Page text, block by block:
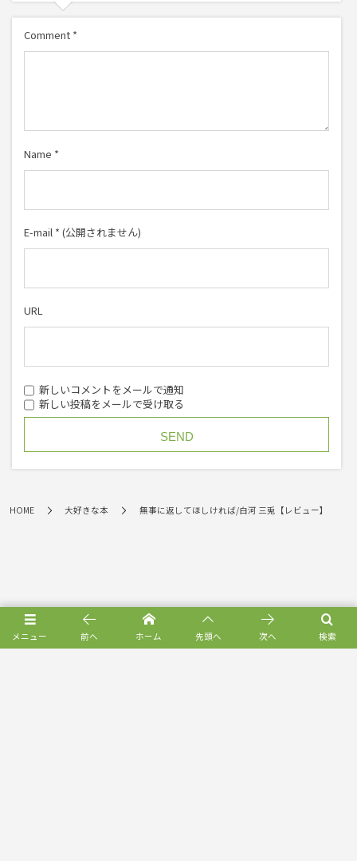
Comment *
Name *
E-mail * (公開されません)
URL
新しいコメントをメールで通知
新しい投稿をメールで受け取る
HOME 大好きな本 無事に返してほしければ/白河 三兎【レビュー】
メニュー 検索
前へ ホーム 先頭へ 次へ